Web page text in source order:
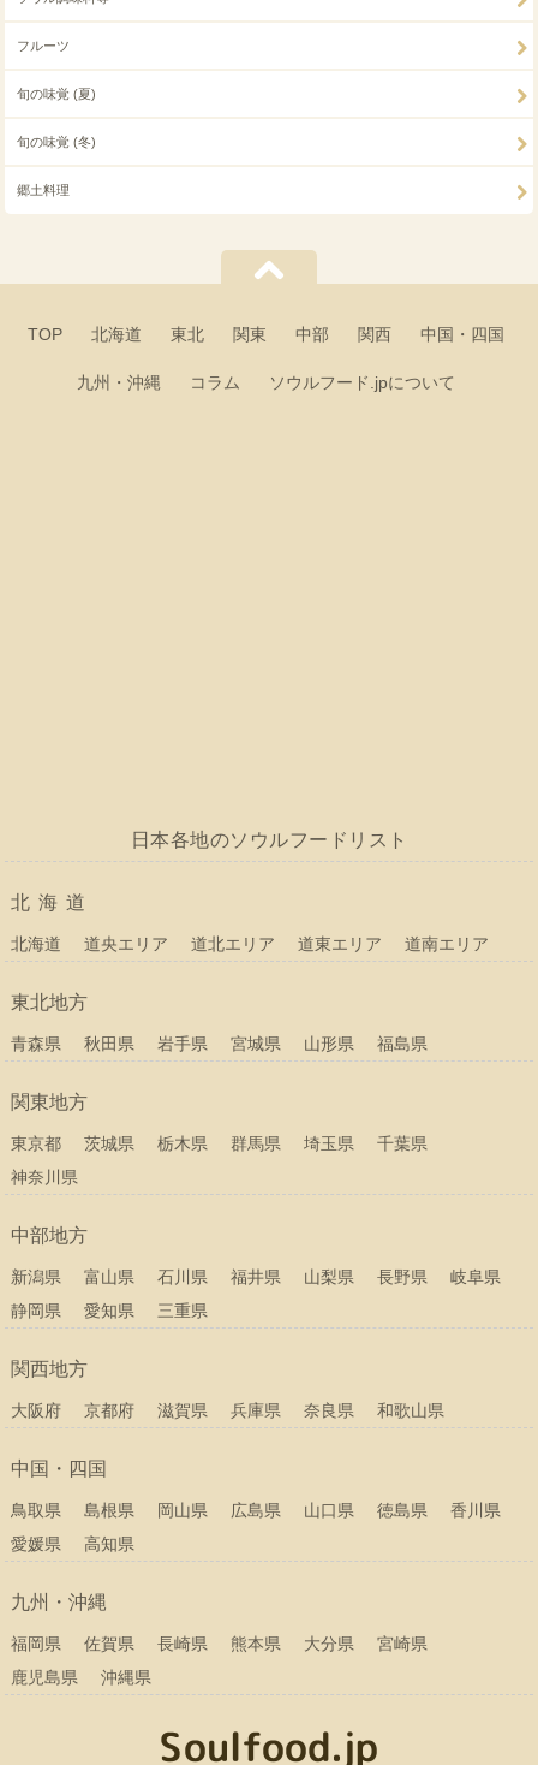
フルーツ
旬の味覚 (夏)
旬の味覚 (冬)
郷土料理
TOP 北海道 東北 関東 中部 関西 中国・四国
九州・沖縄 コラム ソウルフード.jpについて
日本各地のソウルフードリスト
北海道
北海道 道央エリア 道北エリア 道東エリア 道南エリア
東北地方
青森県 秋田県 岩手県 宮城県 山形県 福島県
関東地方
東京都 茨城県 栃木県 群馬県 埼玉県
千葉県
神奈川県
中部地方
新潟県 富山県 石川県 福井県 山梨県 長野県
岐阜県
静岡県
愛知県 三重県
関西地方
大阪府 京都府 滋賀県 兵庫県 奈良県 和歌山県
中国・四国
鳥取県 島根県 岡山県 広島県 山口県 徳島県
香川県
愛媛県
高知県
九州・沖縄
福岡県 佐賀県 長崎県 熊本県 大分県
宮崎県
鹿児島県
沖縄県